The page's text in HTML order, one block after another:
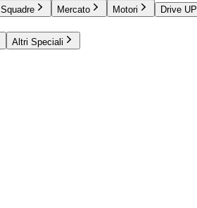
Squadre Mercato Motori Drive UP
Altri Speciali